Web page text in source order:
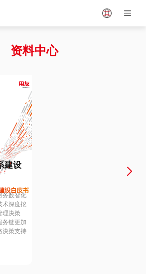
Vietnam
资料中心
建设
务数智化
术深度挖
理决策
务链更加
決策支持